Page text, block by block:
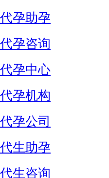
孕助孕
孕咨询
孕中心
孕机构
孕公司
生助孕
生咨询